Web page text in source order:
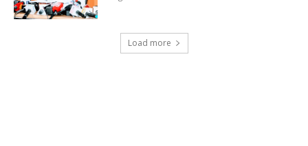
Load more